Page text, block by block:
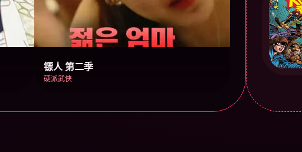
镖人 第二季
硬派武侠